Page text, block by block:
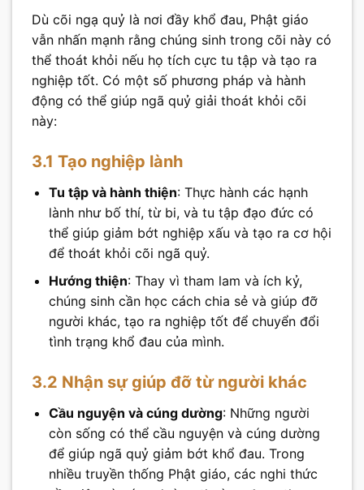
Dù cõi ngạ quỷ là nơi đầy khổ đau, Phật giáo
vẫn nhấn mạnh rằng chúng sinh trong cõi này có
thể thoát khỏi nếu họ tích cực tu tập và tạo ra
nghiệp tốt. Có một số phương pháp và hành
động có thể giúp ngã quỷ giải thoát khỏi cõi
này:
3.1 Tạo nghiệp lành
Tu tập và hành thiện: Thực hành các hạnh
lành như bố thí, từ bi, và tu tập đạo đức có
thể giúp giảm bớt nghiệp xấu và tạo ra cơ hội
để thoát khỏi cõi ngã quỷ.
Hướng thiện: Thay vì tham lam và ích kỷ,
chúng sinh cần học cách chia sẻ và giúp đỡ
người khác, tạo ra nghiệp tốt để chuyển đổi
tình trạng khổ đau của mình.
3.2 Nhận sự giúp đỡ từ người khác
Cầu nguyện và cúng dường: Những người
còn sống có thể cầu nguyện và cúng dường
để giúp ngã quỷ giảm bớt khổ đau. Trong
nhiều truyền thống Phật giáo, các nghi thức